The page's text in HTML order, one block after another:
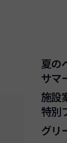
夏の
サマ
ワ
ピ
施設
特別
グリ